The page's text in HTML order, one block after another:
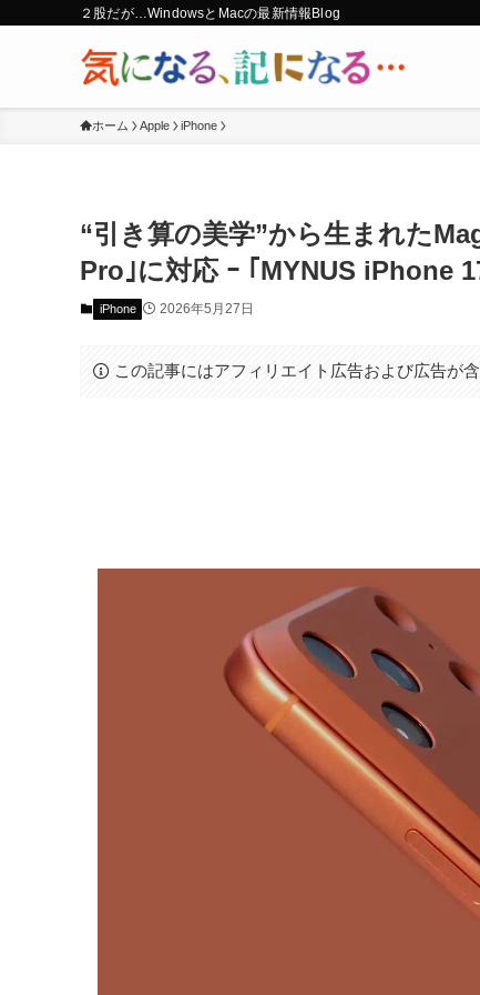
２股だが…WindowsとMacの最新情報Blog
ホーム Apple iPhone
“引き算の美学”から生まれた
Pro｣に対応 ｰ ｢MYNUS iPhone
iPhone 2026年5月27日
この記事にはアフィリエイト広告および広告が含